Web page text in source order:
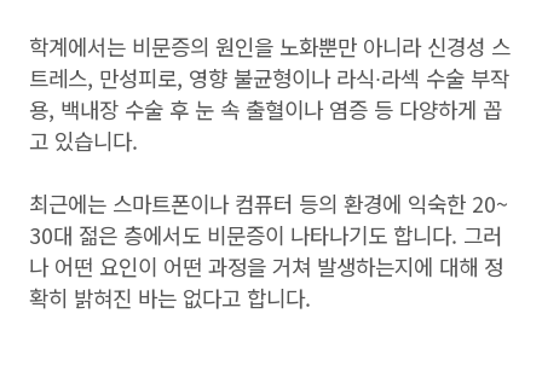
학계에서는 비문증의 원인을 노화뿐만 아니라 신경성 스
트레스, 만성피로, 영향 불균형이나 라식∙라섹 수술 부작
용, 백내장 수술 후 눈 속 출혈이나 염증 등 다양하게 꼽
고 있습니다.
최근에는 스마트폰이나 컴퓨터 등의 환경에 익숙한 20~
30대 젊은 층에서도 비문증이 나타나기도 합니다. 그러
나 어떤 요인이 어떤 과정을 거쳐 발생하는지에 대해 정
확히 밝혀진 바는 없다고 합니다.